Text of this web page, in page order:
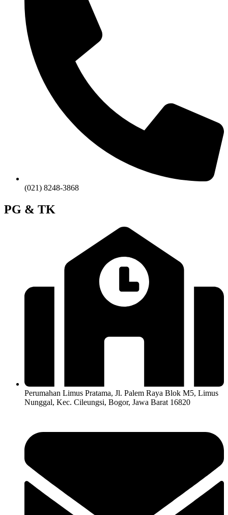
(021) 8248-3868
PG & TK
Perumahan Limus Pratama, Jl. Palem Raya Blok M5, Limus
Nunggal, Kec. Cileungsi, Bogor, Jawa Barat 16820